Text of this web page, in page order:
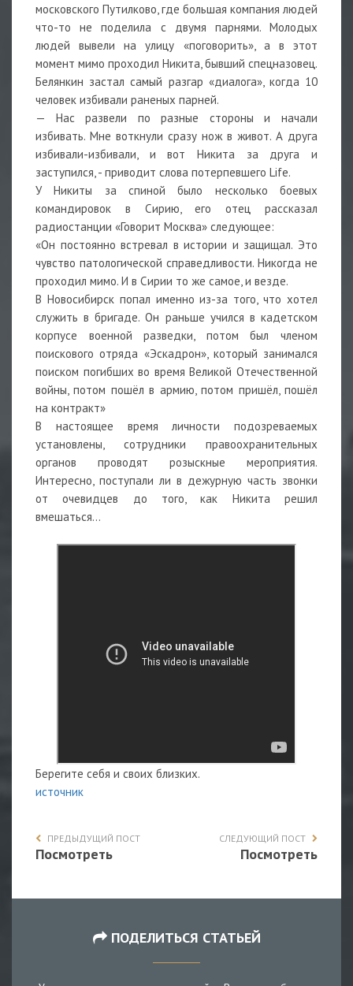
московского Путилково, где большая компания людей
что-то не поделила с двумя парнями. Молодых
людей вывели на улицу «поговорить», а в этот
момент мимо проходил Никита, бывший спецназовец.
Белянкин застал самый разгар «диалога», когда 10
человек избивали раненых парней.
— Нас развели по разные стороны и начали
избивать. Мне воткнули сразу нож в живот. А друга
избивали-избивали, и вот Никита за друга и
заступился, - приводит слова потерпевшего Life.
У Никиты за спиной было несколько боевых
командировок в Сирию, его отец рассказал
радиостанции «Говорит Москва» следующее:
«Он постоянно встревал в истории и защищал. Это
чувство патологической справедливости. Никогда не
проходил мимо. И в Сирии то же самое, и везде.
В Новосибирск попал именно из-за того, что хотел
служить в бригаде. Он раньше учился в кадетском
корпусе военной разведки, потом был членом
поискового отряда «Эскадрон», который занимался
поиском погибших во время Великой Отечественной
войны, потом пошёл в армию, потом пришёл, пошёл
на контракт»
В настоящее время личности подозреваемых
установлены, сотрудники правоохранительных
органов проводят розыскные мероприятия.
Интересно, поступали ли в дежурную часть звонки
от очевидцев до того, как Никита решил
вмешаться…
Берегите себя и своих близких.
источник
ПРЕДЫДУЩИЙ ПОСТ
Посмотреть
СЛЕДУЮЩИЙ ПОСТ
Посмотреть
ПОДЕЛИТЬСЯ СТАТЬЕЙ